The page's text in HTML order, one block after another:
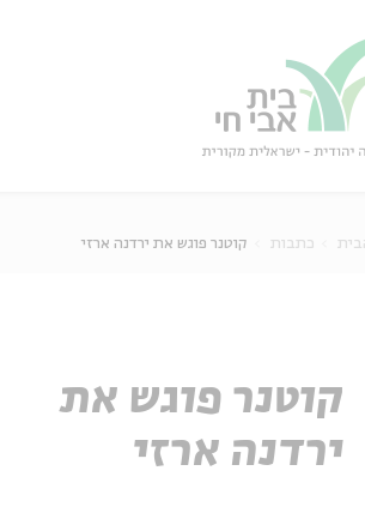
כתבות קוטנר פוגש את ירדנה ארזי
קוטנר פוגש את
ירדנה ארזי